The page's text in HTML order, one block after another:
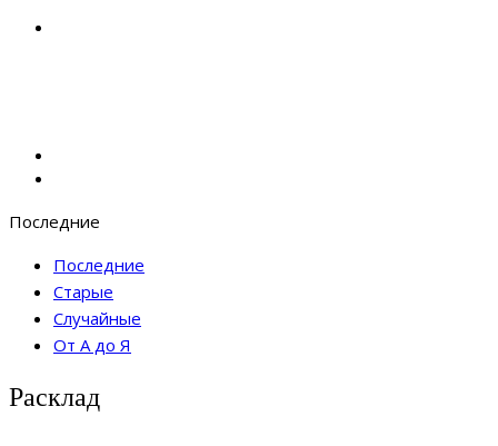
Последние
Последние
Старые
Случайные
От А до Я
Расклад